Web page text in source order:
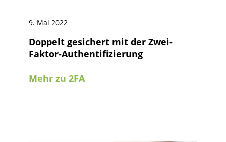
9. Mai 2022
Doppelt gesichert mit der Zwei-
Faktor-Authentifizierung
Mehr zu 2FA